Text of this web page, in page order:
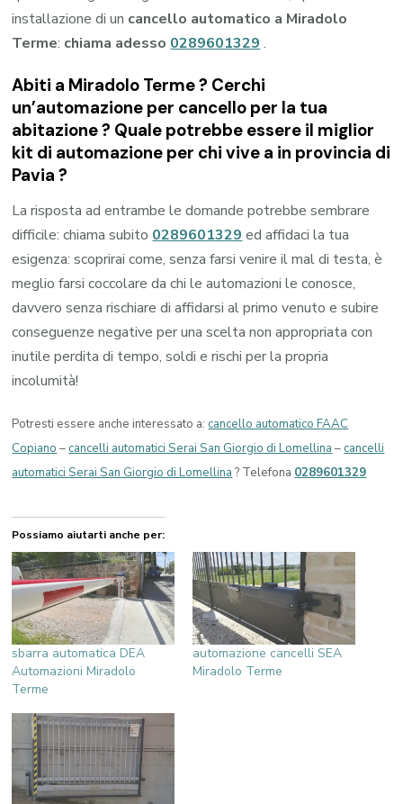
installazione di un cancello automatico a Miradolo
Terme: chiama adesso 0289601329 .
Abiti a Miradolo Terme? Cerchi
un’automazione per cancello per la tua
abitazione ? Quale potrebbe essere il miglior
kit di automazione per chi vive a in provincia di
Pavia ?
La risposta ad entrambe le domande potrebbe sembrare
difficile: chiama subito 0289601329 ed affidaci la tua
esigenza: scoprirai come, senza farsi venire il mal di testa, è
meglio farsi coccolare da chi le automazioni le conosce,
davvero senza rischiare di affidarsi al primo venuto e subire
conseguenze negative per una scelta non appropriata con
inutile perdita di tempo, soldi e rischi per la propria
incolumità!
Potresti essere anche interessato a:cancello automatico FAAC
Copiano –cancelli automatici Serai San Giorgio di Lomellina –cancelli
automatici Serai San Giorgio di Lomellina ? Telefona 0289601329
Possiamo aiutarti anche per:
sbarra automatica DEA
Automazioni Miradolo
Terme
automazione cancelli SEA
Miradolo Terme